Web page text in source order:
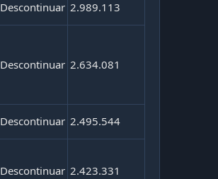
Descontinuar 2.989.113
Descontinuar 2.634.081
Descontinuar 2.495.544
Descontinuar 2.423.331